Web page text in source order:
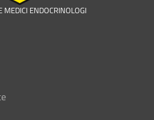
MEDICI ENDOCRINOLOGI